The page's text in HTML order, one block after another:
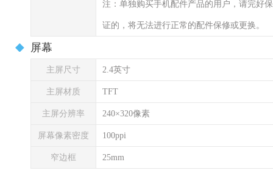
注：单独购买手机配件产品的用户，请完好
证的，将无法进行正常的配件保修或更换。
屏幕
主屏尺寸 2.4英寸
主屏材质 TFT
主屏分辨率 240×320像素
屏幕像素密度 100ppi
窄边框 25mm